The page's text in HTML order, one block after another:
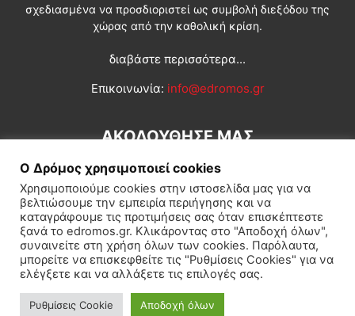
σχεδιασμένα να προσδιοριστεί ως συμβολή διεξόδου της
χώρας από την καθολική κρίση.
διαβάστε περισσότερα...
Επικοινωνία: info@edromos.gr
ΑΚΟΛΟΥΘΗΣΕ ΜΑΣ
Εγγραφή συνδρομητή Πολιτική Διεθνή Κοινωνία
Πολιτισμός Αφιερώματα
Ο Δρόμος χρησιμοποιεί cookies
Χρησιμοποιούμε cookies στην ιστοσελίδα μας για να
βελτιώσουμε την εμπειρία περιήγησης και να
καταγράφουμε τις προτιμήσεις σας όταν επισκέπτεστε
ξανά το edromos.gr. Κλικάροντας στο "Αποδοχή όλων",
συναινείτε στη χρήση όλων των cookies. Παρόλαυτα,
μπορείτε να επισκεφθείτε τις "Ρυθμίσεις Cookies" για να
ελέγξετε και να αλλάξετε τις επιλογές σας.
Ρυθμίσεις Cookie Αποδοχή όλων